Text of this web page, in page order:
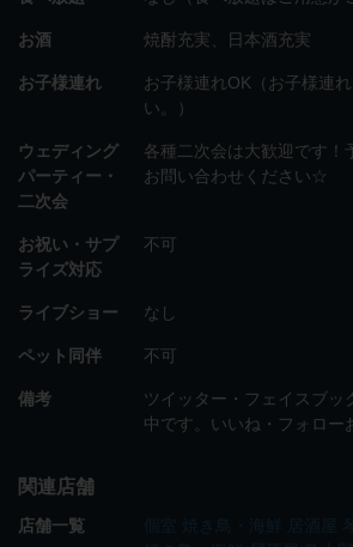
お酒 焼酎充実、日本酒充実
お子様連れ
お子様連れOK（お子様連
い。）
ウェディング
パーティー・
二次会
各種二次会は大歓迎です！
お問い合わせください☆
お祝い・サプ
ライズ対応
不可
ライブショー なし
ペット同伴 不可
備考
ツイッター・フェイスブッ
中です。いいね・フォロー
関連店舗
店舗一覧
個室 焼き鳥・海鮮 居酒屋